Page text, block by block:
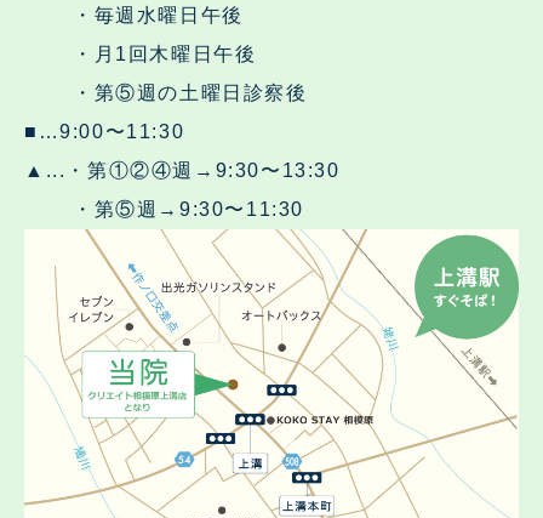
・毎週水曜日午後
・月1回木曜日午後
・第⑤週の土曜日診察後
■…9:00〜11:30
▲...・第①②④週→9:30〜13:30
・第⑤週→9:30〜11:30